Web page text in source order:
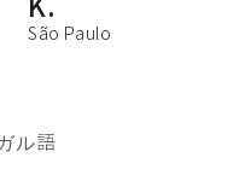
São Paulo
ル語